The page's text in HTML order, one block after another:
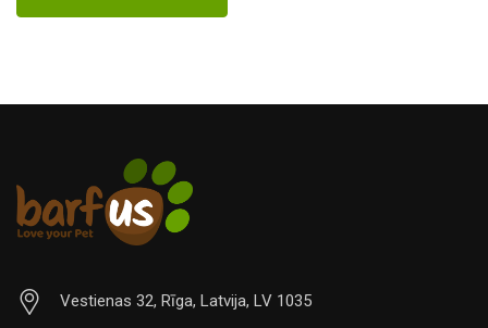
Vestienas 32, Rīga, Latvija, LV 1035